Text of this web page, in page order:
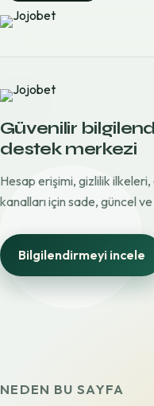
Güvenilir
destek merkezi
Hesap erişimi, gizlilik
kanalları için sade, güncel
Bilgilendirmeyi incele
NEDEN BU SAYFA